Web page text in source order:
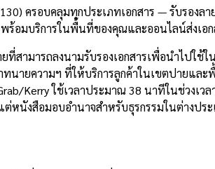
ครอบคลุมทุกประเภทเอกสาร — รับรอง
ร้อมบริการในพื้นที่ของคุณและออนไลน์ส่งเอ
ามารถลงนามรับรองเอกสารเพื่อนำไปใช้
ายความฯ ที่ให้บริการลูกค้าในเขตปายและ
Kerry ใช้เวลาประมาณ 38 นาทีในช่วงเว
หนังสือมอบอำนาจสำหรับธุรกรรมในต่างป